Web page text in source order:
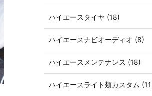
ハイエースタイヤ (18)
ハイエースナビオーディオ (8)
ハイエースメンテナンス (18)
ハイエースライト類カスタム